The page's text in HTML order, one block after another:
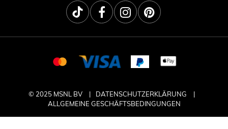
© 2025 MSNL BV
DATENSCHUTZERKLÄRUNG
ALLGEMEINE GESCHÄFTSBEDINGUNGEN